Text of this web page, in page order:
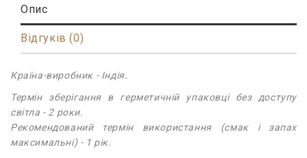
Опис
Відгуків (0)
Країна-виробник - Індія.
Термін зберігання в герметичній упаковці без доступу
світла - 2 роки.
Рекомендований термін використання (смак і запах
максимальні) - 1 рік.